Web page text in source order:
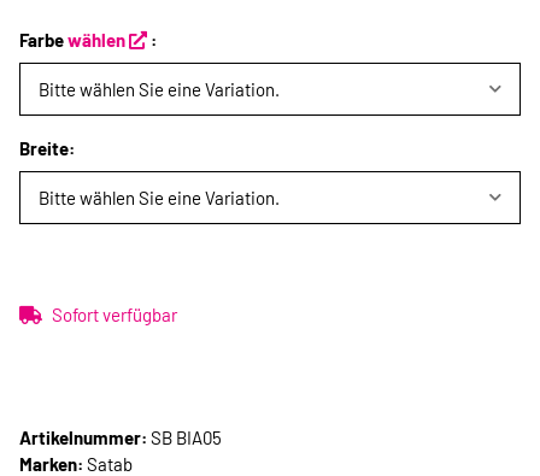
Farbewählen :
Bitte wählen Sie eine Variation.
Breite:
Bitte wählen Sie eine Variation.
Sofort verfügbar
Artikelnummer: SB BIA05
Marken: Satab